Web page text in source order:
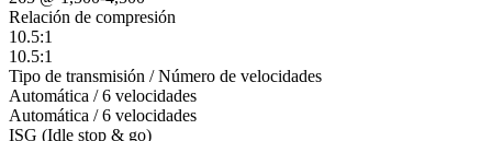
Relación de compresión
10.5:1
10.5:1
Tipo de transmisión / Número de velocidades
Automática / 6 velocidades
Automática / 6 velocidades
ISG (Idle stop & go)